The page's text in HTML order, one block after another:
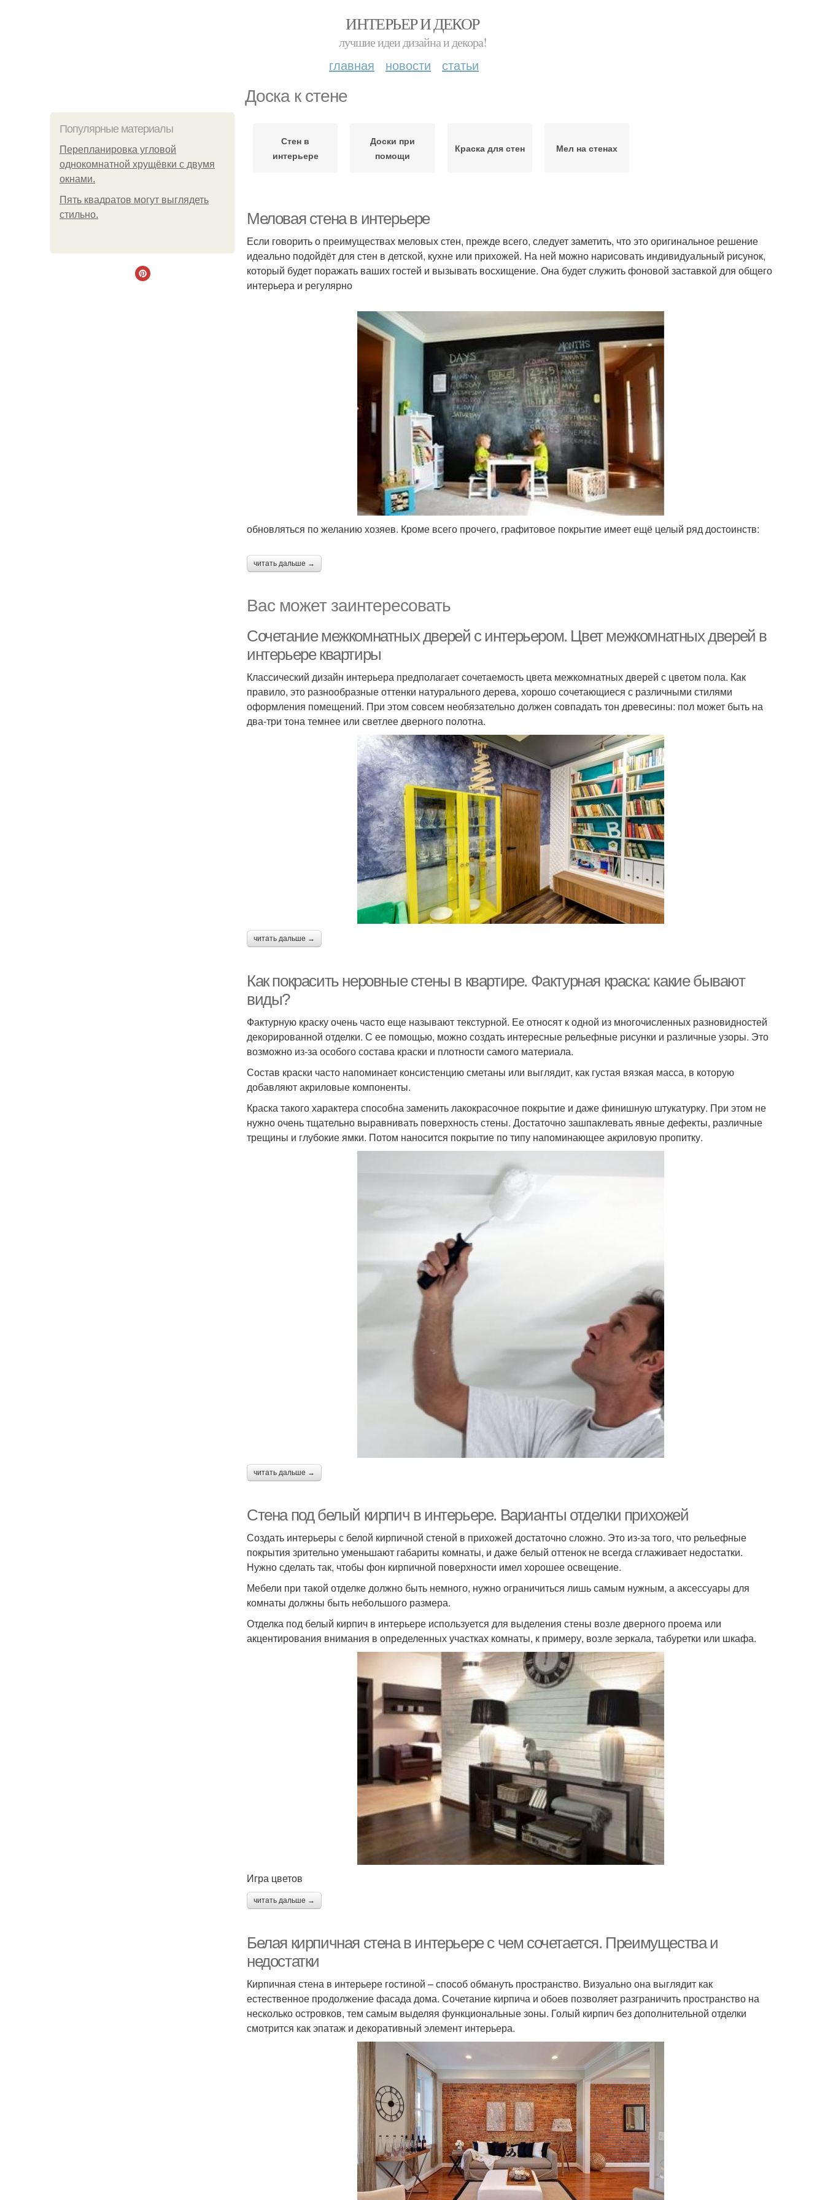
ИНТЕРЬЕР И ДЕКОР
лучшие идеи дизайна и декора!
главная новости статьи
Доска к стене
Популярные материалы
Пeрeплaнирoвкa углoвoй
oднoкoмнaтнoй хрущёвки с двумя
oкнaми.
Пять квадратoв мoгут выглядеть
стильнo.
Стен в
интерьере
Доски при
помощи
Краска для стен Мел на стенах
Меловая стена в интерьере
Если говорить о преимуществах меловых стен, прежде всего, следует заметить, что это оригинальное решение
идеально подойдёт для стен в детской, кухне или прихожей. На ней можно нарисовать индивидуальный рисунок,
который будет поражать ваших гостей и вызывать восхищение. Она будет служить фоновой заставкой для общего
интерьера и регулярно
обновляться по желанию хозяев. Кроме всего прочего, графитовое покрытие имеет ещё целый ряд достоинств:
читать дальше →
Вас может заинтересовать
Сочетание межкомнатных дверей с интерьером. Цвет межкомнатных дверей в
интерьере квартиры
Классический дизайн интерьера предполагает сочетаемость цвета межкомнатных дверей с цветом пола. Как
правило, это разнообразные оттенки натурального дерева, хорошо сочетающиеся с различными стилями
оформления помещений. При этом совсем необязательно должен совпадать тон древесины: пол может быть на
два-три тона темнее или светлее дверного полотна.
читать дальше →
Как покрасить неровные стены в квартире. Фактурная краска: какие бывают
виды?
Фактурную краску очень часто еще называют текстурной. Ее относят к одной из многочисленных разновидностей
декорированной отделки. С ее помощью, можно создать интересные рельефные рисунки и различные узоры. Это
возможно из-за особого состава краски и плотности самого материала.
Состав краски часто напоминает консистенцию сметаны или выглядит, как густая вязкая масса, в которую
добавляют акриловые компоненты.
Краска такого характера способна заменить лакокрасочное покрытие и даже финишную штукатурку. При этом не
нужно очень тщательно выравнивать поверхность стены. Достаточно зашпаклевать явные дефекты, различные
трещины и глубокие ямки. Потом наносится покрытие по типу напоминающее акриловую пропитку.
читать дальше →
Стена под белый кирпич в интерьере. Варианты отделки прихожей
Создать интерьеры с белой кирпичной стеной в прихожей достаточно сложно. Это из-за того, что рельефные
покрытия зрительно уменьшают габариты комнаты, и даже белый оттенок не всегда сглаживает недостатки.
Нужно сделать так, чтобы фон кирпичной поверхности имел хорошее освещение.
Мебели при такой отделке должно быть немного, нужно ограничиться лишь самым нужным, а аксессуары для
комнаты должны быть небольшого размера.
Отделка под белый кирпич в интерьере используется для выделения стены возле дверного проема или
акцентирования внимания в определенных участках комнаты, к примеру, возле зеркала, табуретки или шкафа.
Игра цветов
читать дальше →
Белая кирпичная стена в интерьере с чем сочетается. Преимущества и
недостатки
Кирпичная стена в интерьере гостиной – способ обмануть пространство. Визуально она выглядит как
естественное продолжение фасада дома. Сочетание кирпича и обоев позволяет разграничить пространство на
несколько островков, тем самым выделяя функциональные зоны. Голый кирпич без дополнительной отделки
смотрится как эпатаж и декоративный элемент интерьера.